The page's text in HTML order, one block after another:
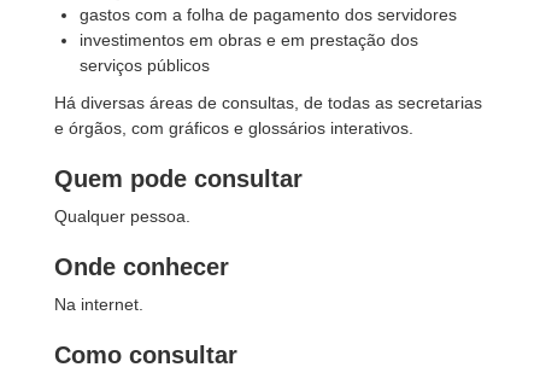
gastos com a folha de pagamento dos servidores
investimentos em obras e em prestação dos
serviços públicos
Há diversas áreas de consultas, de todas as secretarias
e órgãos, com gráficos e glossários interativos.
Quem pode consultar
Qualquer pessoa.
Onde conhecer
Na internet.
Como consultar